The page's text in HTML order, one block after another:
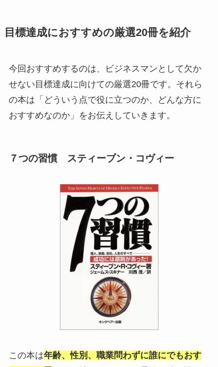
目標達成におすすめの厳選20冊を紹介
今回おすすめするのは、ビジネスマンとして欠か
せない目標達成に向けての厳選20冊です。それら
の本は「どういう点で役に立つのか、どんな方に
おすすめなのか」をお伝えしていきます。
７つの習慣 スティーブン・コヴィー
この本は年齢、性別、職業問わずに誰にでもおす